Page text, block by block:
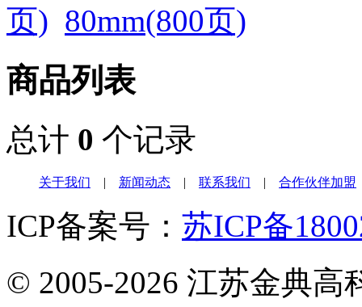
页) 80mm(800页)
商品列表
总计 0 个记录
关于我们 | 新闻动态 | 联系我们 | 合作伙伴加盟
ICP备案号： 苏ICP备
© 2005-2026 江苏金典